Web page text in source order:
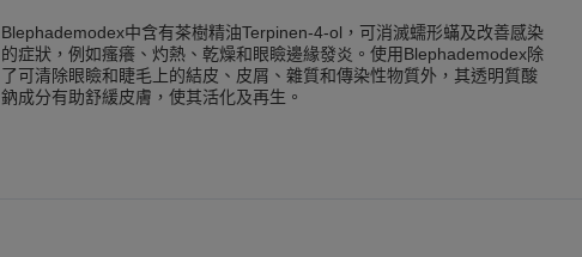
Blephademodex中含有茶樹精油Terpinen-4-ol，可消滅蠕形蟎及改善感染
的症狀，例如瘙癢、灼熱、乾燥和眼瞼邊緣發炎。使用Blephademodex除
了可清除眼瞼和睫毛上的結皮、皮屑、雜質和傳染性物質外，其透明質酸
鈉成分有助舒緩皮膚，使其活化及再生。